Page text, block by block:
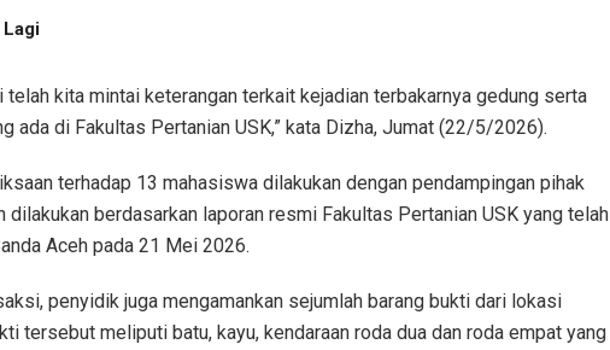
Lagi
telah kita mintai keterangan terkait kejadian terbakarnya gedung serta
ada di Fakultas Pertanian USK,” kata Dizha, Jumat (22/5/2026).
terhadap 13 mahasiswa dilakukan dengan pendampingan pihak
dilakukan berdasarkan laporan resmi Fakultas Pertanian USK yang telah
Aceh pada 21 Mei 2026.
penyidik juga mengamankan sejumlah barang bukti dari lokasi
tersebut meliputi batu, kayu, kendaraan roda dua dan roda empat yang